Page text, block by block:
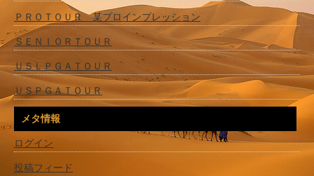
ＰＲＯＴＯＵＲ 某プロインプレッション
ＳＥＮＩＯＲＴＯＵＲ
ＵＳＬＰＧＡＴＯＵＲ
ＵＳＰＧＡＴＯＵＲ
メタ情報
ログイン
投稿フィード